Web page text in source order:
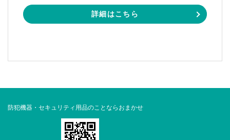
詳細はこちら
防犯機器・セキュリティ用品のことならおまかせ